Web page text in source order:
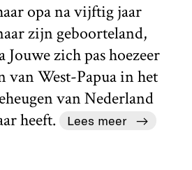
opa na vijftig jaar
zijn geboorteland,
Jouwe zich pas hoezeer
van West-Papua in het
van Nederland
heeft.
Lees meer